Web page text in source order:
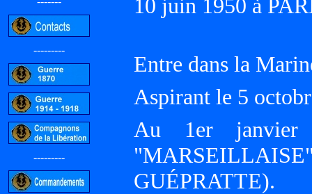
---------
---------
10 juin 1950 à
Entre dans la
Aspirant le 5
Au 1er janvier
GUÉPRATTE).